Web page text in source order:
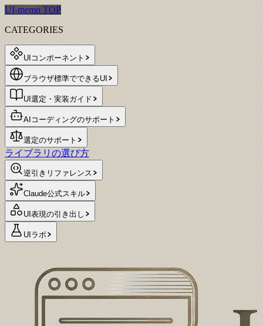
UI-memo TOP
CATEGORIES
UIコンポーネント
ブラウザ標準でできるUI
UI選定・実装ガイド
AIコーディングのサポート
選定のサポート
ライブラリの選び方
逆引きリファレンス
Claude公式スキル
UI表現の引き出し
UIラボ